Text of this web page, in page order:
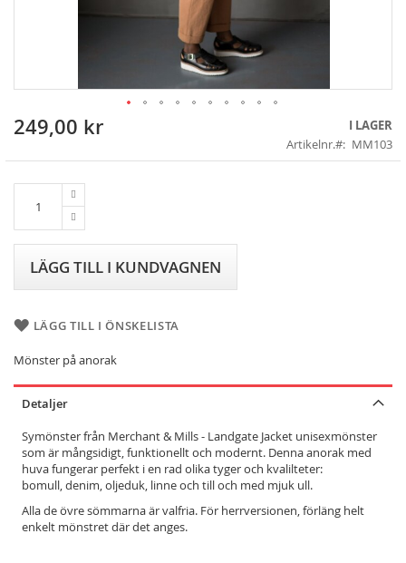
Skip
the
249,00 kr
I LAGER
Artikelnr.
MM103
LÄGG TILL I KUNDVAGNEN
LÄGG TILL I ÖNSKELISTA
Mönster på anorak
Detaljer
Symönster från Merchant & Mills - Landgate Jacket unisexmönster
som är mångsidigt, funktionellt och modernt. Denna anorak med
huva fungerar perfekt i en rad olika tyger och kvalilteter:
bomull, denim, oljeduk, linne och till och med mjuk ull.
Alla de övre sömmarna är valfria. För herrversionen, förläng helt
enkelt mönstret där det anges.